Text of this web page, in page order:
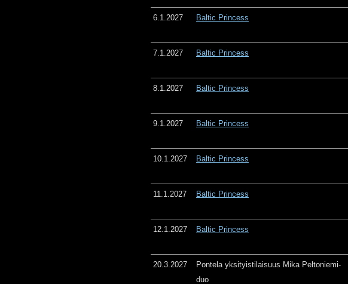
6.1.2027 Baltic Princess
7.1.2027 Baltic Princess
8.1.2027 Baltic Princess
9.1.2027 Baltic Princess
10.1.2027 Baltic Princess
11.1.2027 Baltic Princess
12.1.2027 Baltic Princess
20.3.2027
Pontela yksityistilaisuus Mika Peltoniemi-
duo